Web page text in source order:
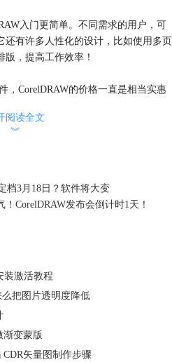
入门更简单。不同需求的用户，可
还有许多人性化的设计，比如使用多页
，提高工作效率！
，CorelDRAW的价格一直是相当实惠
的原因。而CorelDRAW2022更
多实用功能。
。
阅读全文
︾
档3月18日？软件将大变
CorelDRAW发布会倒计时1天！
装激活教程
么把图片透明度降低
渐变蒙版
矢量图制作步骤